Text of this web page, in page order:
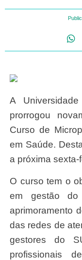
A Universidade Federal Fluminense (UFF)
prorrogou
Curso de
em Saúde.
a próxima sexta-
O curso tem o objetivo de formar especialistas
em gestão do
aprimoramento
das redes de
gestores do
profissionais